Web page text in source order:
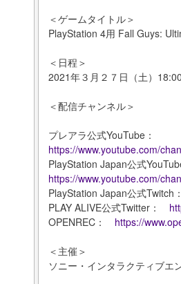
＜ゲームタイトル＞
PlayStation 4用 Fall Guys:
＜日程＞
2021年３月２７日（土）
＜配信チャンネル＞
プレアラ公式YouTube：
https://www.youtube.com/
PlayStation Japan公式
https://www.youtube.com/
PlayStation Japan公式
PLAY ALIVE公式Twitter：
OPENREC： https://
＜主催＞
ソニー・インタラクティブエ